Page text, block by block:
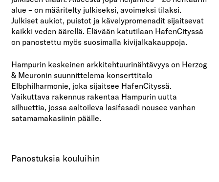
alue – on määritelty julkiseksi, avoimeksi tilaksi.
Julkiset aukiot, puistot ja kävelypromenadit sijaitsevat
kaikki veden äärellä. Elävään katutilaan HafenCityssä
on panostettu myös suosimalla kivijalkakauppoja.
Hampurin keskeinen arkkitehtuurinähtävyys on Herzog
& Meuronin suunnittelema konserttitalo
Elbphilharmonie, joka sijaitsee HafenCityssä.
Vaikuttava rakennus rakentaa Hampurin uutta
silhuettia, jossa aaltoileva lasifasadi nousee vanhan
satamamakasiinin päälle.
Panostuksia kouluihin